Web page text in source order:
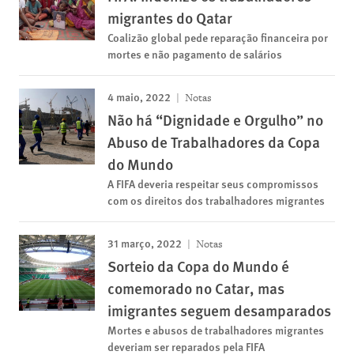
migrantes do Qatar
Coalizão global pede reparação financeira por
mortes e não pagamento de salários
4 maio, 2022 Notas
Não há “Dignidade e Orgulho” no
Abuso de Trabalhadores da Copa
do Mundo
A FIFA deveria respeitar seus compromissos
com os direitos dos trabalhadores migrantes
31 março, 2022 Notas
Sorteio da Copa do Mundo é
comemorado no Catar, mas
imigrantes seguem desamparados
Mortes e abusos de trabalhadores migrantes
deveriam ser reparados pela FIFA